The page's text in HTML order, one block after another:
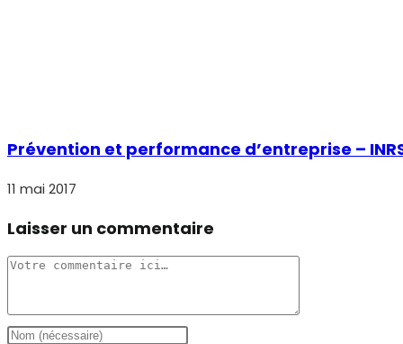
Prévention et performance d’entreprise – INRS
11 mai 2017
Laisser un commentaire
Comment
Enter